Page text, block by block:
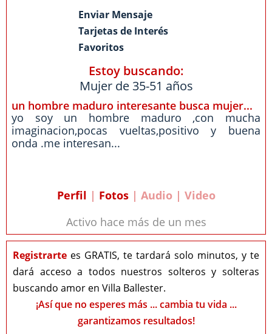
Enviar Mensaje
Tarjetas de Interés
Favoritos
Estoy buscando:
Mujer de 35-51 años
un hombre maduro interesante busca mujer...
yo soy un hombre maduro ,con mucha
imaginacion,pocas vueltas,positivo y buena
onda .me interesan...
Perfil | Fotos| Audio | Video
Activo hace más de un mes
Registrarte es GRATIS, te tardará solo minutos, y te
dará acceso a todos nuestros solteros y solteras
buscando amor en Villa Ballester.
¡Así que no esperes más ... cambia tu vida ...
garantizamos resultados!